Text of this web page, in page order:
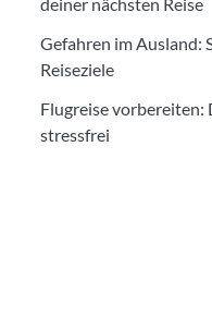
Gefahren im Ausland:
Reiseziele
Flugreise vorbereiten:
stressfrei